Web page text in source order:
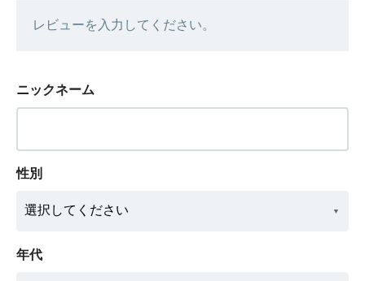
レビューを入力してください。
ニックネーム
性別
年代